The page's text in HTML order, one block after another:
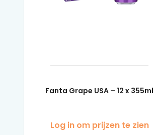
Fanta Grape USA – 12 x 355ml
Log in om prijzen te zien